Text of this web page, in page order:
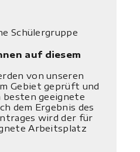
auf diesem
von unseren
Gebiet geprüft und
besten geeignete
dem Ergebnis des
wird der für
Arbeitsplatz